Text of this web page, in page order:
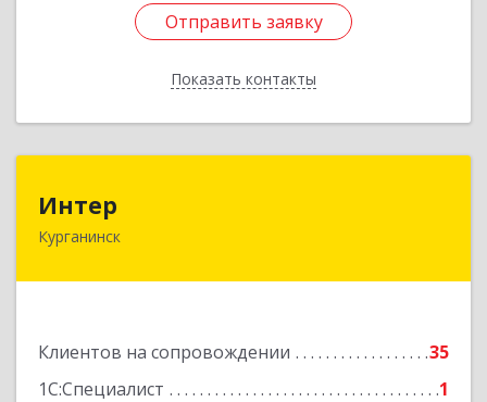
Отправить заявку
Показать контакты
Отправить заявку
Назад
Интер
Курганинск
Клиентов на сопровождении
35
1С:Специалист
1
352430, Краснодарский край, Курганинск г,